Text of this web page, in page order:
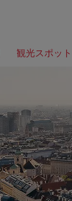
観光スポット
何
を
か？